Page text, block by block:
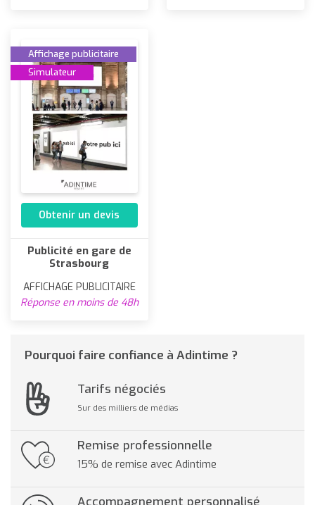
Affichage publicitaire
Simulateur
Obtenir un devis
Publicité en gare de
Strasbourg
AFFICHAGE PUBLICITAIRE
Réponse en moins de 48h
Pourquoi faire confiance à Adintime ?
Tarifs négociés
Sur des milliers de médias
Remise professionnelle
15% de remise avec Adintime